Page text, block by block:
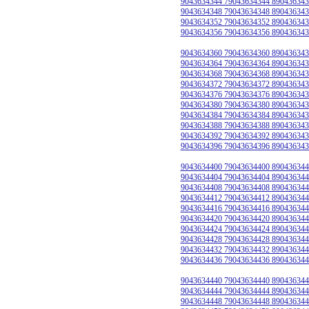
9043634348 79043634348
9043634352 79043634352
9043634356 79043634356
9043634360 79043634360
9043634364 79043634364
9043634368 79043634368
9043634372 79043634372
9043634376 79043634376
9043634380 79043634380
9043634384 79043634384
9043634388 79043634388
9043634392 79043634392
9043634396 79043634396
9043634400 79043634400
9043634404 79043634404
9043634408 79043634408
9043634412 79043634412
9043634416 79043634416
9043634420 79043634420
9043634424 79043634424
9043634428 79043634428
9043634432 79043634432
9043634436 79043634436
9043634440 79043634440
9043634444 79043634444
9043634448 79043634448